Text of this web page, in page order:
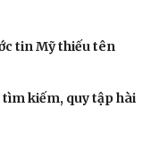
tin Mỹ thiếu tên
kiếm, quy tập hài